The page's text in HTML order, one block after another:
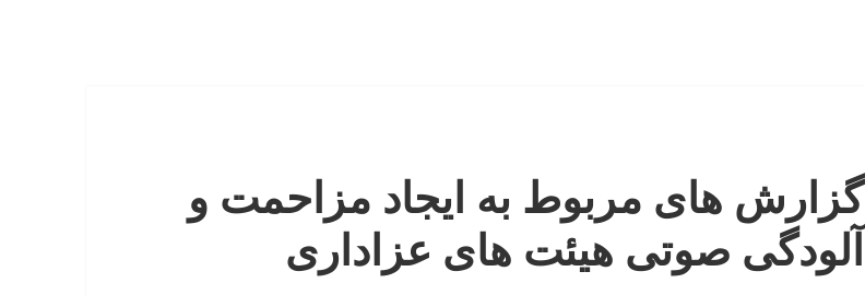
گزارش های مربوط به ایجاد مزاحمت و
آلودگی صوتی هیئت های عزاداری